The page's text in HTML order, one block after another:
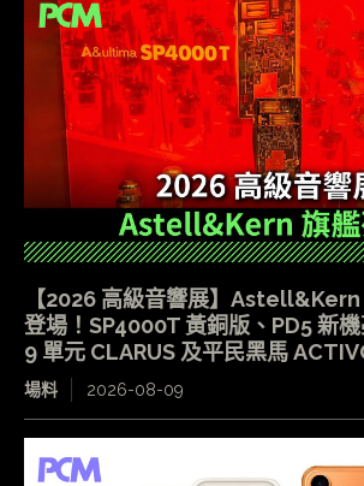
【2026 高級音響展】
登場！SP4000T 黃銅版、PD5 新
9 單元 CLARUS 及平民黑馬
場料 2026-08-09